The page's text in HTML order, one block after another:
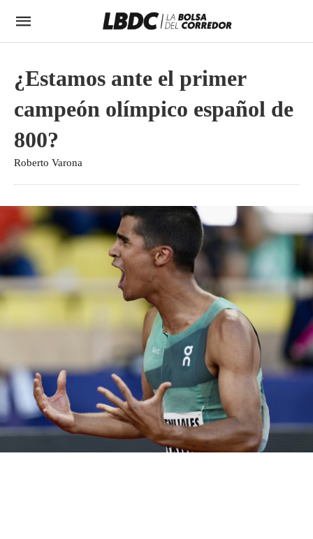
¿Estamos ante el primer
campeón olímpico español de
800?
Roberto Varona